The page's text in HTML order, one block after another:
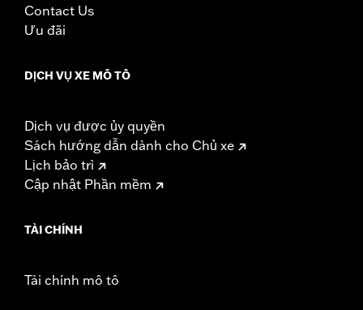
Contact Us
Ưu đãi
DỊCH VỤ XE MÔ TÔ
Dịch vụ được ủy quyền
Sách hướng dẫn dành cho Chủ xe
Lịch bảo trì
Cập nhật Phần mềm
TÀI CHÍNH
Tài chính mô tô